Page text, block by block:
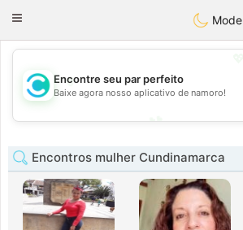
olombiaCitas
Toggle
Mode
💖
💕
Encontre seu par perfeito
Baixe agora nosso aplicativo de namoro!
Encontros mulher Cundinamarca